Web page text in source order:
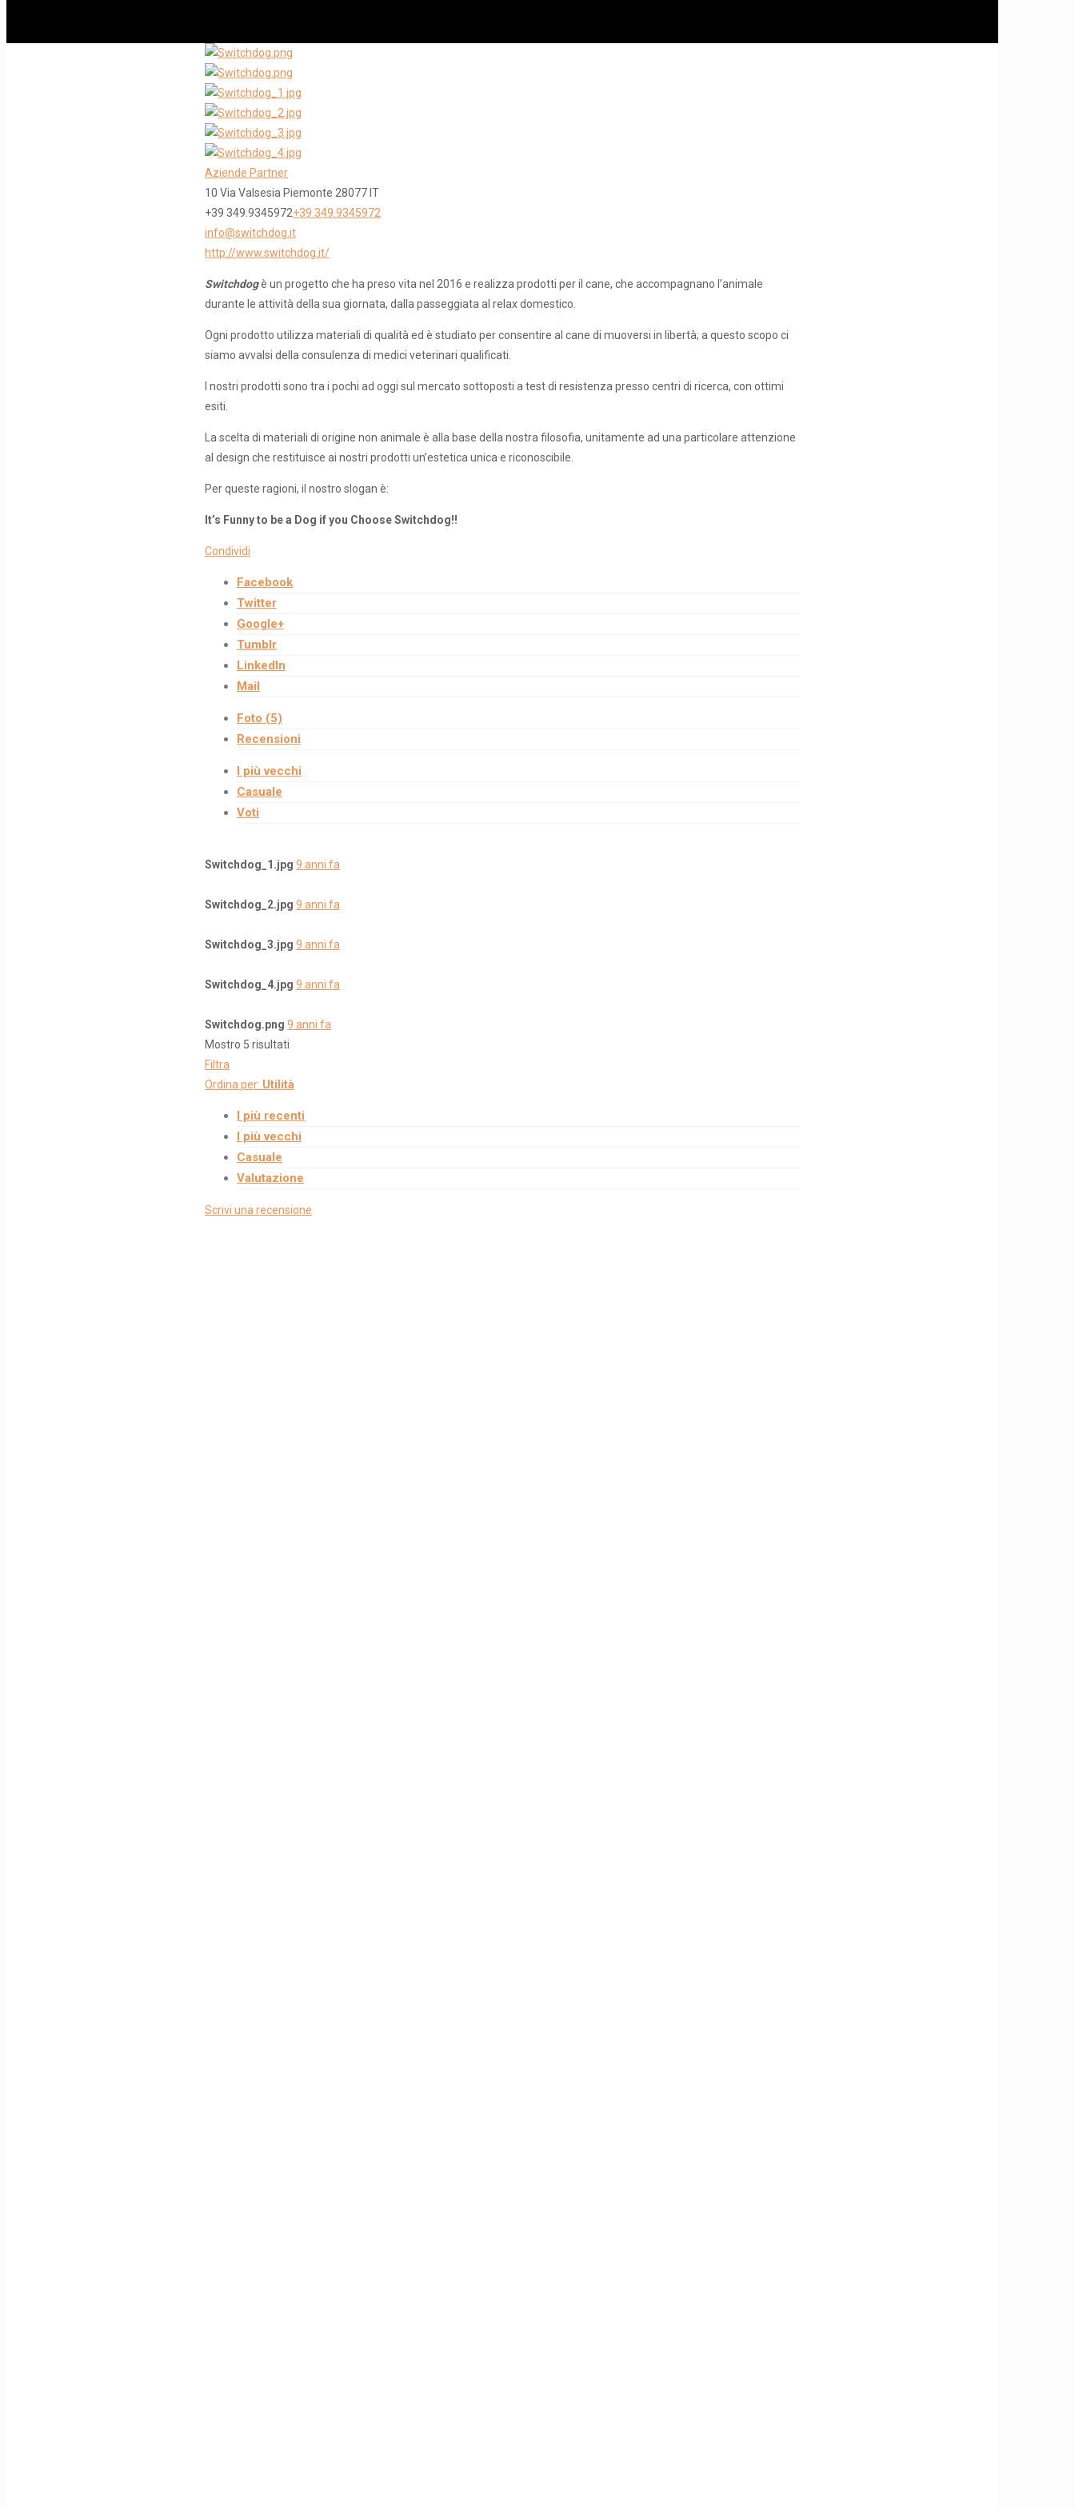
Aziende Partner
10 Via Valsesia Piemonte 28077 IT
+39 349.9345972+39 349.9345972
info@switchdog.it
http://www.switchdog.it/
Switchdogè un progetto che ha preso vita nel 2016 e realizza prodotti per il cane, che accompagnano l’animale
durante le attività della sua giornata, dalla passeggiata al relax domestico.
Ogni prodotto utilizza materiali di qualità ed è studiato per consentire al cane di muoversi in libertà; a questo scopo ci
siamo avvalsi della consulenza di medici veterinari qualificati.
I nostri prodotti sono tra i pochi ad oggi sul mercato sottoposti a test di resistenza presso centri di ricerca, con ottimi
esiti.
La scelta di materiali di origine non animale è alla base della nostra filosofia, unitamente ad una particolare attenzione
al design che restituisce ai nostri prodotti un’estetica unica e riconoscibile.
Per queste ragioni, il nostro slogan è:
It’s Funny to be a Dog if you Choose Switchdog!!
Condividi
Facebook
Twitter
Google+
Tumblr
LinkedIn
Mail
Foto (5)
Recensioni
I più vecchi
Casuale
Voti
Switchdog_1.jpg 9 anni fa
Switchdog_2.jpg 9 anni fa
Switchdog_3.jpg 9 anni fa
Switchdog_4.jpg 9 anni fa
Switchdog.png 9 anni fa
Mostro 5 risultati
Filtra
Ordina per: Utilità
I più recenti
I più vecchi
Casuale
Valutazione
Scrivi una recensione